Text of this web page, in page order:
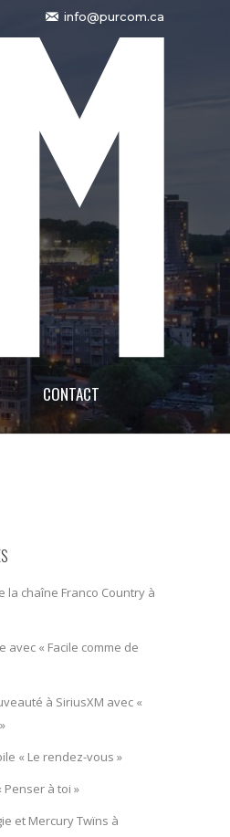
info@purcom.ca
CONTACT
la chaîne Franco Country à
avec « Facile comme de
à SiriusXM avec «
« Le rendez-vous »
Penser à toi »
et Mercury Twïns à